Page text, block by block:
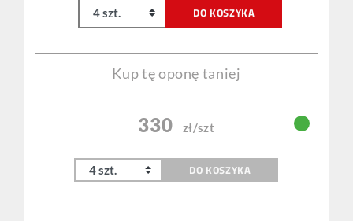
DO KOSZYKA
Kup tę oponę taniej
330 zł/szt
DO KOSZYKA